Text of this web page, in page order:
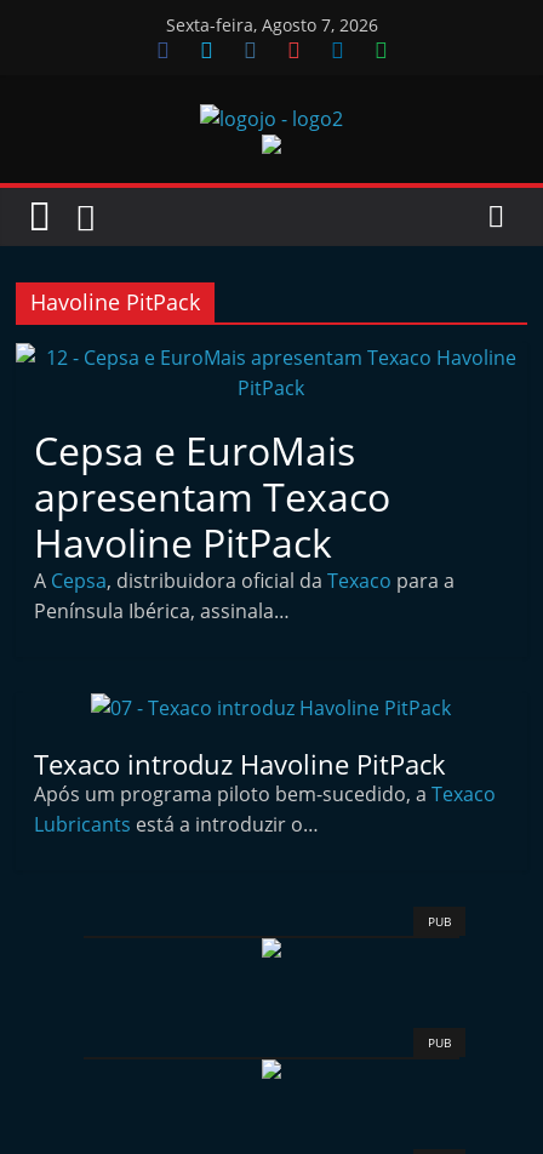
Sexta-feira, Agosto 7, 2026
Jornal
Oficinas
J
n
a
n
n
d
e
Havoline PitPack
Cepsa e EuroMais
apresentam Texaco
Havoline PitPack
A Cepsa, distribuidora oficial daTexaco para a
Península Ibérica, assinala…
Texaco introduz Havoline PitPack
Após um programa piloto bem-sucedido, aTexaco
Lubricants está a introduzir o…
PUB
PUB